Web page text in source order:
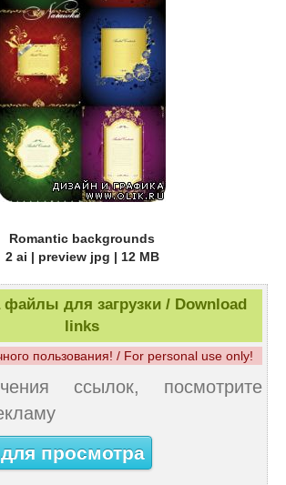
Romantic backgrounds
2 ai | preview jpg | 12 MB
для загрузки / Download
links
пользования! / For personal use only!
ссылок, посмотрите
просмотра